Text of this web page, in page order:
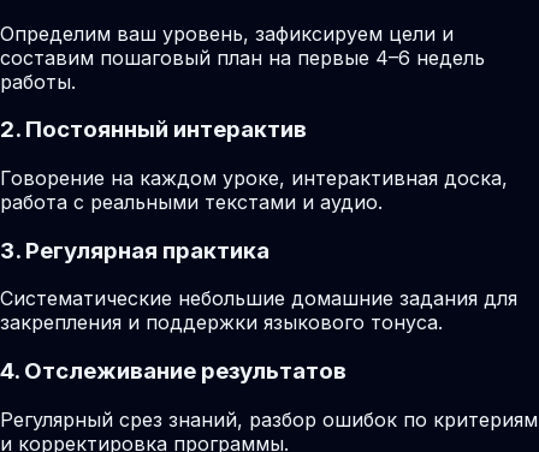
Определим ваш уровень, зафиксируем цели и
составим пошаговый план на первые 4–6 недель
работы.
2. Постоянный интерактив
Говорение на каждом уроке, интерактивная доска,
работа с реальными текстами и аудио.
3. Регулярная практика
Систематические небольшие домашние задания для
закрепления и поддержки языкового тонуса.
4. Отслеживание результатов
Регулярный срез знаний, разбор ошибок по критериям
и корректировка программы.